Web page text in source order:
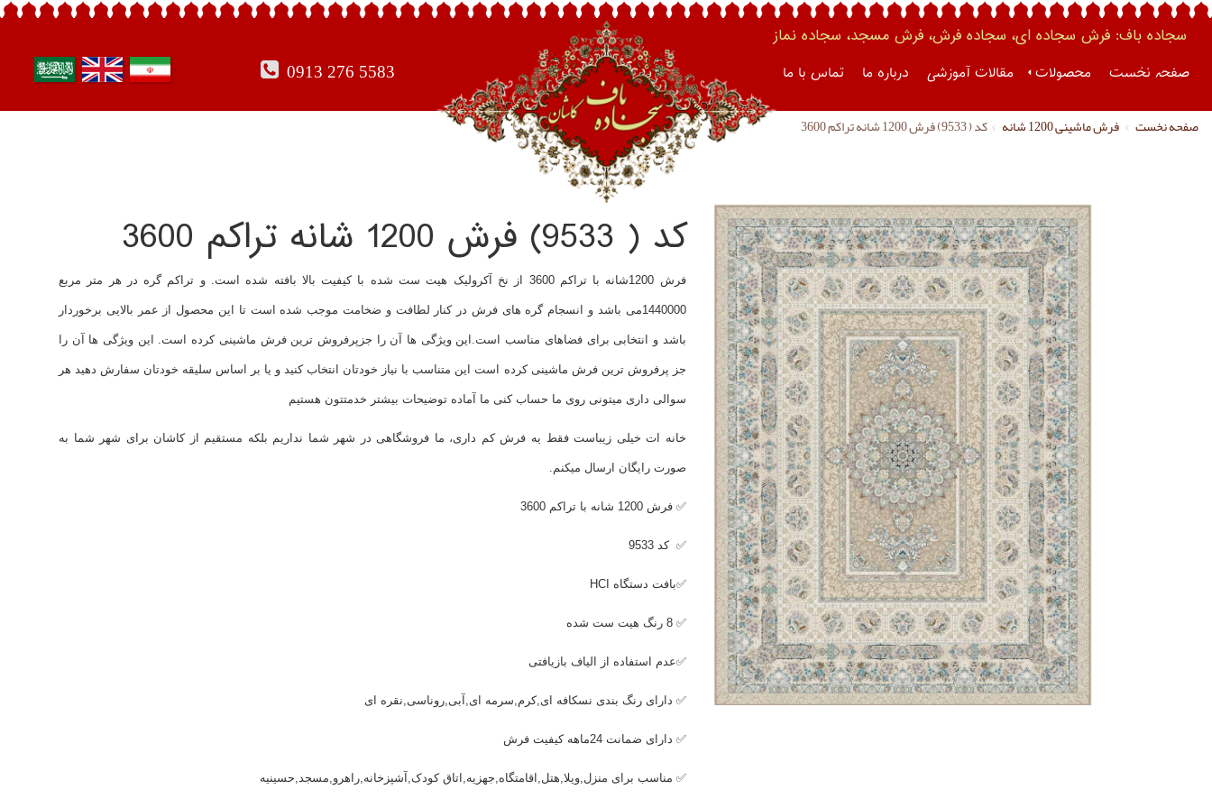
سجاده باف: فرش سجاده ای، سجاده فرش، فرش مسجد، سجاده نماز
صفحه نخست محصولات مقالات آموزشی درباره ما تماس با ما 0913 276 5583
صفحه نخست فرش ماشینی 1200 شانه کد ( 9533) فرش 1200 شانه تراکم 3600
کد ( 9533) فرش 1200 شانه تراکم 3600
فرش 1200شانه با تراکم 3600 از نخ آکرولیک هیت ست شده با کیفیت بالا بافته شده است. و تراکم گره در هر متر مربع
1440000می باشد و انسجام گره های فرش در کنار لطافت و ضخامت موجب شده است تا این محصول از عمر بالایی برخوردار
باشد و انتخابی برای فضاهای مناسب است.این ویژگی ها آن را جزپرفروش ترین فرش ماشینی کرده است. این ویژگی ها آن را
جز پرفروش ترین فرش ماشینی کرده است این متناسب با نیاز خودتان انتخاب کنید و یا بر اساس سلیقه خودتان سفارش دهید هر
سوالی داری میتونی روی ما حساب کنی ما آماده توضیحات بیشتر خدمتتون هستیم
خانه ات خیلی زیباست فقط یه فرش کم داری، ما فروشگاهی در شهر شما نداریم بلکه مستقیم از کاشان برای شهر شما به
صورت رایگان ارسال میکنم.
✅ فرش 1200 شانه با تراکم 3600
✅ کد 9533
✅بافت دستگاه HCI
✅ 8 رنگ هیت ست شده
✅عدم استفاده از الیاف بازیافتی
✅ دارای رنگ بندی نسکافه ای,کرم,سرمه ای,آبی,روناسی,نقره ای
✅ دارای ضمانت 24ماهه کیفیت فرش
✅ مناسب برای منزل,ویلا,هتل,اقامتگاه,جهزیه,اتاق کودک,آشپزخانه,راهرو,مسجد,حسینیه